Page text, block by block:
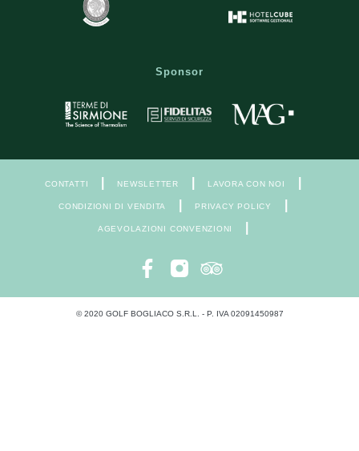
Sponsor
CONTATTI NEWSLETTER LAVORA CON NOI
CONDIZIONI DI VENDITA PRIVACY POLICY
AGEVOLAZIONI CONVENZIONI
© 2020 GOLF BOGLIACO S.R.L. - P. IVA 02091450987